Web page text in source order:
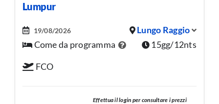
Lumpur
19/08/2026
Lungo Raggio
Come da programma
15gg/12nts
FCO
Effettua il login per consultare i prezzi